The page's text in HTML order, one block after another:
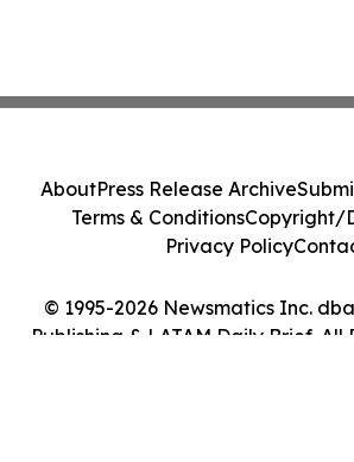
© 1995-2026 Newsmatics Inc.
Publishing & LATAM Daily Brief. All
AboutPress Release Archive
Terms & ConditionsCopyright/
Privacy Policy